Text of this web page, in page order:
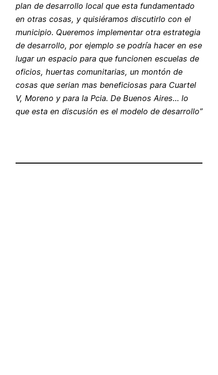
plan de desarrollo local que esta fundamentado
en otras cosas, y quisiéramos discutirlo con el
municipio. Queremos implementar otra estrategia
de desarrollo, por ejemplo se podría hacer en ese
lugar un espacio para que funcionen escuelas de
oficios, huertas comunitarias, un montón de
cosas que serian mas beneficiosas para Cuartel
V, Moreno y para la Pcia. De Buenos Aires… lo
que esta en discusión es el modelo de desarrollo”